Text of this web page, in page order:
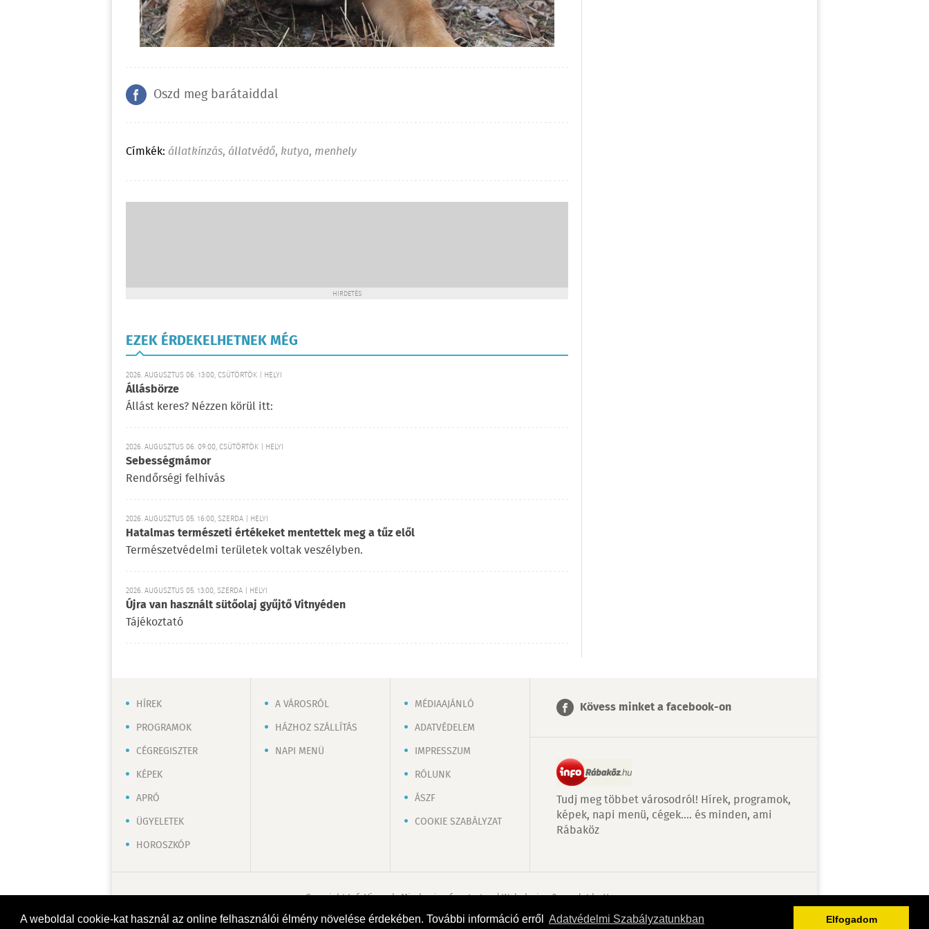
A weboldal cookie-kat használ az online felhasználói élmény növelése érdekében. További információ erről Adatvédelmi Szabályzatunkban Elfogadom
Oszd meg barátaiddal
Címkék: állatkínzás, állatvédő, kutya, menhely
HIRDETÉS
EZEK ÉRDEKELHETNEK MÉG
2026. AUGUSZTUS 06. 13:00, CSÜTÖRTÖK | HELYI
Állásbörze
Állást keres? Nézzen körül itt:
2026. AUGUSZTUS 06. 09:00, CSÜTÖRTÖK | HELYI
Sebességmámor
Rendőrségi felhívás
2026. AUGUSZTUS 05. 16:00, SZERDA | HELYI
Hatalmas természeti értékeket mentettek meg a tűz elől
Természetvédelmi területek voltak veszélyben.
2026. AUGUSZTUS 05. 13:00, SZERDA | HELYI
Újra van használt sütőolaj gyűjtő Vitnyéden
Tájékoztató
HÍREK
PROGRAMOK
CÉGREGISZTER
KÉPEK
APRÓ
ÜGYELETEK
HOROSZKÓP
A VÁROSRÓL
HÁZHOZ SZÁLLÍTÁS
NAPI MENÜ
MÉDIAAJÁNLÓ
ADATVÉDELEM
IMPRESSZUM
RÓLUNK
ÁSZF
COOKIE SZABÁLYZAT
Kövess minket a facebook-on
Tudj meg többet városodról! Hírek, programok,
képek, napi menü, cégek…. és minden, ami
Rábaköz
Copyright InfoVárosok. Minden jog fenntartva. | Web design & arculat byVoov